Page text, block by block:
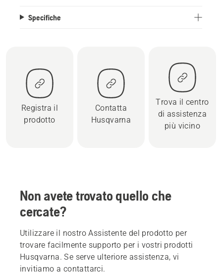
Specifiche
Registra il
prodotto
Contatta
Husqvarna
Trova il centro
di assistenza
più vicino
Non avete trovato quello che
cercate?
Utilizzare il nostro Assistente del prodotto per
trovare facilmente supporto per i vostri prodotti
Husqvarna. Se serve ulteriore assistenza, vi
invitiamo a contattarci.